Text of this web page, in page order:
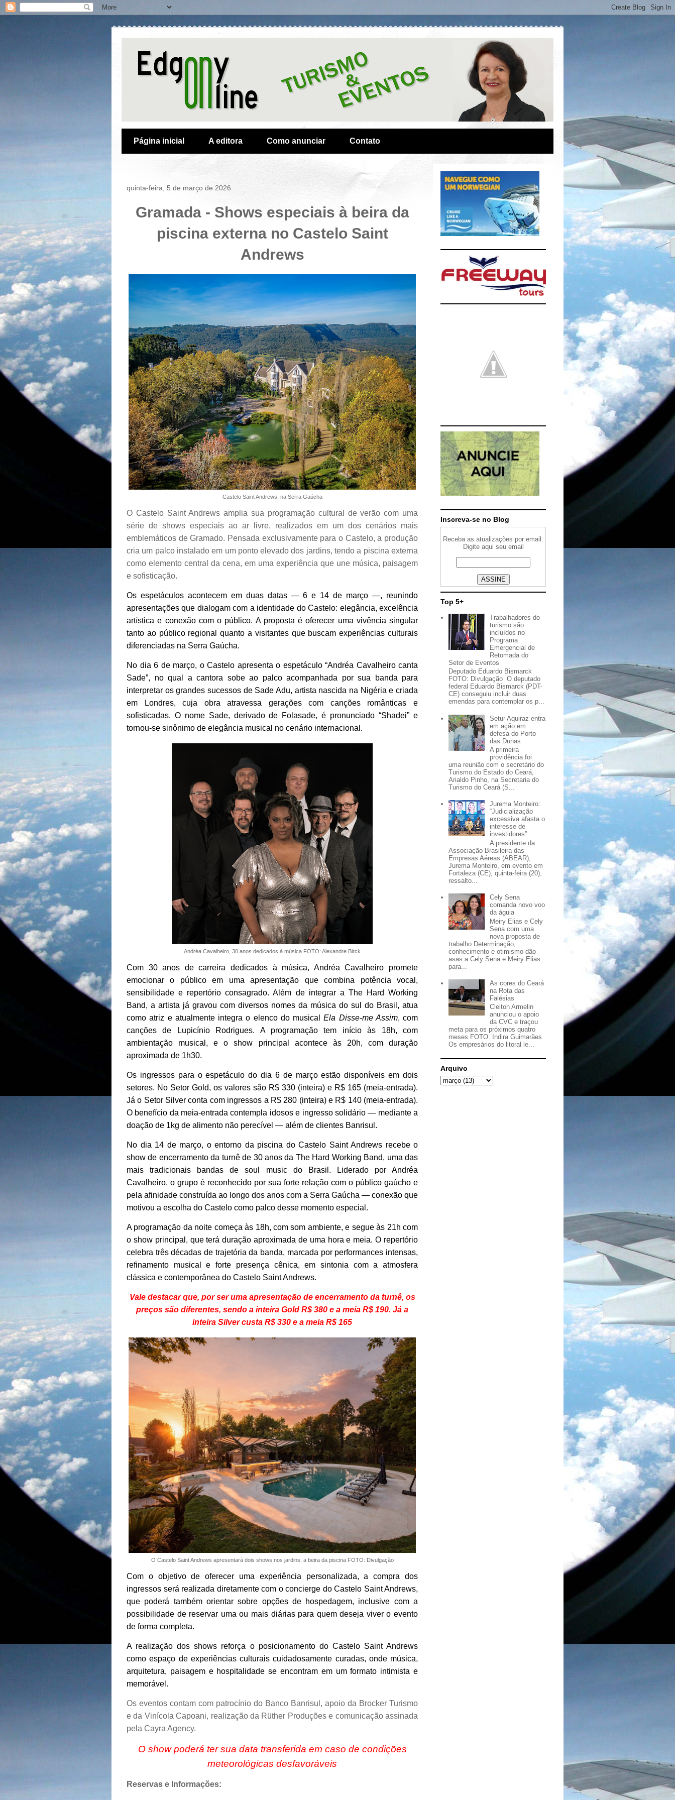
Página inicial A editora Como anunciar Contato
quinta-feira, 5 de março de 2026
Gramada - Shows especiais à beira da
piscina externa no Castelo Saint
Andrews
Castelo Saint Andrews, na Serra Gaúcha
O Castelo Saint Andrews amplia sua programação cultural de verão com uma
série de shows especiais ao ar livre, realizados em um dos cenários mais
emblemáticos de Gramado. Pensada exclusivamente para o Castelo, a produção
cria um palco instalado em um ponto elevado dos jardins, tendo a piscina externa
como elemento central da cena, em uma experiência que une música, paisagem
e sofisticação.
Os espetáculos acontecem em duas datas — 6 e 14 de março —, reunindo
apresentações que dialogam com a identidade do Castelo: elegância, excelência
artística e conexão com o público. A proposta é oferecer uma vivência singular
tanto ao público regional quanto a visitantes que buscam experiências culturais
diferenciadas na Serra Gaúcha.
No dia 6 de março, o Castelo apresenta o espetáculo “Andréa Cavalheiro canta
Sade”, no qual a cantora sobe ao palco acompanhada por sua banda para
interpretar os grandes sucessos de Sade Adu, artista nascida na Nigéria e criada
em Londres, cuja obra atravessa gerações com canções românticas e
sofisticadas. O nome Sade, derivado de Folasade, é pronunciado “Shadei” e
tornou-se sinônimo de elegância musical no cenário internacional.
Andréa Cavalheiro, 30 anos dedicados à música FOTO: Alexandre Birck
Com 30 anos de carreira dedicados à música, Andréa Cavalheiro promete
emocionar o público em uma apresentação que combina potência vocal,
sensibilidade e repertório consagrado. Além de integrar a The Hard Working
Band, a artista já gravou com diversos nomes da música do sul do Brasil, atua
como atriz e atualmente integra o elenco do musicalEla Disse-me Assim, com
canções de Lupicínio Rodrigues. A programação tem início às 18h, com
ambientação musical, e o show principal acontece às 20h, com duração
aproximada de 1h30.
Os ingressos para o espetáculo do dia 6 de março estão disponíveis em dois
setores. No Setor Gold, os valores são R$ 330 (inteira) e R$ 165 (meia-entrada).
Já o Setor Silver conta com ingressos a R$ 280 (inteira) e R$ 140 (meia-entrada).
O benefício da meia-entrada contempla idosos e ingresso solidário — mediante a
doação de 1kg de alimento não perecível — além de clientes Banrisul.
No dia 14 de março, o entorno da piscina do Castelo Saint Andrews recebe o
show de encerramento da turnê de 30 anos da The Hard Working Band, uma das
mais tradicionais bandas de soul music do Brasil. Liderado por Andréa
Cavalheiro, o grupo é reconhecido por sua forte relação com o público gaúcho e
pela afinidade construída ao longo dos anos com a Serra Gaúcha — conexão que
motivou a escolha do Castelo como palco desse momento especial.
A programação da noite começa às 18h, com som ambiente, e segue às 21h com
o show principal, que terá duração aproximada de uma hora e meia. O repertório
celebra três décadas de trajetória da banda, marcada por performances intensas,
refinamento musical e forte presença cênica, em sintonia com a atmosfera
clássica e contemporânea do Castelo Saint Andrews.
Vale destacar que, por ser uma apresentação de encerramento da turnê, os
preços são diferentes, sendo a inteira Gold R$ 380 e a meia R$ 190. Já a
inteira Silver custa R$ 330 e a meia R$ 165
O Castelo Saint Andrews apresentará dois shows nos jardins, a beira da piscina FOTO: Divulgação
Com o objetivo de oferecer uma experiência personalizada, a compra dos
ingressos será realizada diretamente com o concierge do Castelo Saint Andrews,
que poderá também orientar sobre opções de hospedagem, inclusive com a
possibilidade de reservar uma ou mais diárias para quem deseja viver o evento
de forma completa.
A realização dos shows reforça o posicionamento do Castelo Saint Andrews
como espaço de experiências culturais cuidadosamente curadas, onde música,
arquitetura, paisagem e hospitalidade se encontram em um formato intimista e
memorável.
Os eventos contam com patrocínio do Banco Banrisul, apoio da Brocker Turismo
e da Vinícola Capoani, realização da Rüther Produções e comunicação assinada
pela Cayra Agency.
O show poderá ter sua data transferida em caso de condições
meteorológicas desfavoráveis
Reservas e Informações:
Inscreva-se no Blog
Receba as atualizações por email.
Digite aqui seu email
Top 5+
Trabalhadores do
turismo são
incluídos no
Programa
Emergencial de
Retomada do
Setor de Eventos
Deputado Eduardo Bismarck
FOTO: Divulgação O deputado
federal Eduardo Bismarck (PDT-
CE) conseguiu incluir duas
emendas para contemplar os p...
Setur Aquiraz entra
em ação em
defesa do Porto
das Dunas
A primeira
providência foi
uma reunião com o secretário do
Turismo do Estado do Ceará,
Arialdo Pinho, na Secretaria do
Turismo do Ceará (S...
Jurema Monteiro:
“Judicialização
excessiva afasta o
interesse de
investidores”
A presidente da
Associação Brasileira das
Empresas Aéreas (ABEAR),
Jurema Monteiro, em evento em
Fortaleza (CE), quinta-feira (20),
ressalto...
Cely Sena
comanda novo voo
da águia
Meiry Elias e Cely
Sena com uma
nova proposta de
trabalho Determinação,
conhecimento e otimismo dão
asas a Cely Sena e Meiry Elias
para...
As cores do Ceará
na Rota das
Falésias
Cleiton Armelin
anunciou o apoio
da CVC e traçou
meta para os próximos quatro
meses FOTO: Indira Guimarães
Os empresários do litoral le...
Arquivo